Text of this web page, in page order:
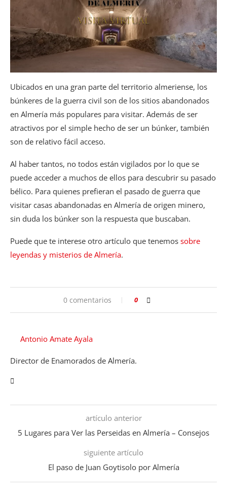
Ubicados en una gran parte del territorio almeriense, los
búnkeres de la guerra civil son de los sitios abandonados
en Almería más populares para visitar. Además de ser
atractivos por el simple hecho de ser un búnker, también
son de relativo fácil acceso.
Al haber tantos, no todos están vigilados por lo que se
puede acceder a muchos de ellos para descubrir su pasado
bélico. Para quienes prefieran el pasado de guerra que
visitar casas abandonadas en Almería de origen minero,
sin duda los búnker son la respuesta que buscaban.
Puede que te interese otro artículo que tenemos sobre
leyendas y misterios de Almería.
0 comentarios 0
Antonio Amate Ayala
Director de Enamorados de Almería.
artículo anterior
5 Lugares para Ver las Perseidas en Almería – Consejos
siguiente artículo
El paso de Juan Goytisolo por Almería